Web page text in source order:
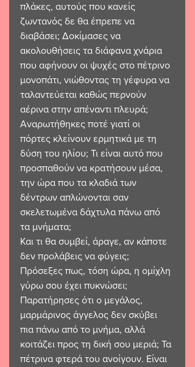
πλάκες, αυτούς που κανείς
ζωντανός δε θα έπρεπε να
διαβάσει; Δοκίμασες να
ακολουθήσεις τα διάφανα χνάρια
που αφήνουν οι ψυχές στο πέτρινο
μονοπάτι, νιώθοντας τη γέφυρα να
ταλαντεύεται καθώς περνούν
αέρινα στην απέναντι πλευρά;
Αναρωτήθηκες ποτέ γιατί οι
πόρτες κλείνουν ερμητικά με τη
δύση του ηλίου; Τι είναι αυτό που
προσπαθούν να κρατήσουν μέσα,
την ώρα που τα κλαδιά των
δέντρων απλώνονται σαν
σκελετωμένα δάχτυλα πάνω από
τα μνήματα;
Και τι θα συμβεί, άραγε, αν κάποτε
δεν προλάβεις να φύγεις;
Πρόσεξες πως, τόση ώρα, η ομίχλη
γύρω σου έχει πυκνώσει;
Παρατήρησες ότι ο μεγάλος,
μαρμάρινος άγγελος δεν σκύβει
πια πάνω από το μνήμα, αλλά
κοιτάζει προς τη δική σου μεριά; Τα
πέτρινα φτερά του ανοίγουν. Είναι